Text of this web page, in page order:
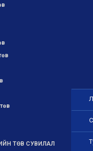
ТӨВ СУВИЛАЛ